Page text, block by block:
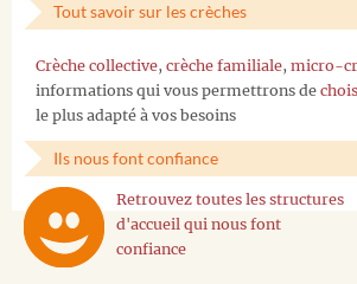
Tout savoir sur les crèches
Crèche collective, crèche familiale, micro-
informations qui vous permettrons de
le plus adapté à vos besoins
Ils nous font confiance
Retrouvez toutes les structures
d'accueil qui nous font
confiance